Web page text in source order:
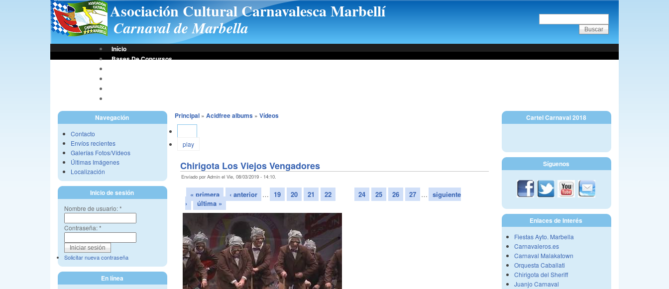
Asociación Cultural Carnavalesca Marbellí
Carnaval de Marbella
Início
Bases De Concursos
Navegación
Contacto
Envíos recientes
Galerías Fotos/Vídeos
Últimas Imágenes
Localización
Inicio de sesión
Nombre de usuario:*
Contraseña:*
Solicitar nueva contraseña
En línea
Principal» Acidfree albums» Vídeos
play
Chirigota Los Viejos Vengadores
Enviado por Admin el Vie, 08/03/2019 - 14:10.
« primera ‹ anterior … 19 20 21 22 24 25 26 27 … siguiente
›
última »
Cartel Carnaval 2018
Síguenos
Enlaces de Interés
Fiestas Ayto. Marbella
Carnavaleros.es
Carnaval Malakatown
Orquesta Caballati
Chirigota del Sheriff
Juanjo Carnaval